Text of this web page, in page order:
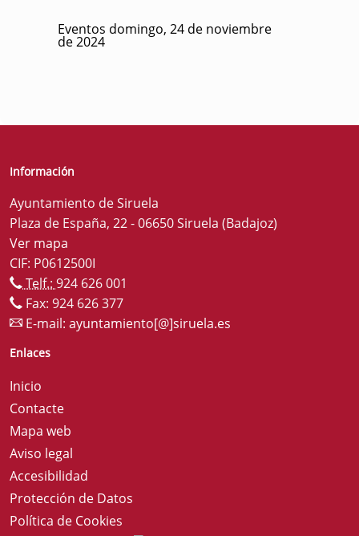
Eventos domingo, 24 de noviembre
de 2024
Información
Ayuntamiento de Siruela
Plaza de España, 22 - 06650 Siruela (Badajoz)
Ver mapa
CIF: P0612500I
Telf.: 924 626 001
Fax: 924 626 377
E-mail: ayuntamiento[@]siruela.es
Enlaces
Inicio
Contacte
Mapa web
Aviso legal
Accesibilidad
Protección de Datos
Política de Cookies